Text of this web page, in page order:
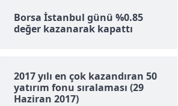
Borsa İstanbul günü %0.85
değer kazanarak kapattı
2017 yılı en çok kazandıran 50
yatırım fonu sıralaması (29
Haziran 2017)